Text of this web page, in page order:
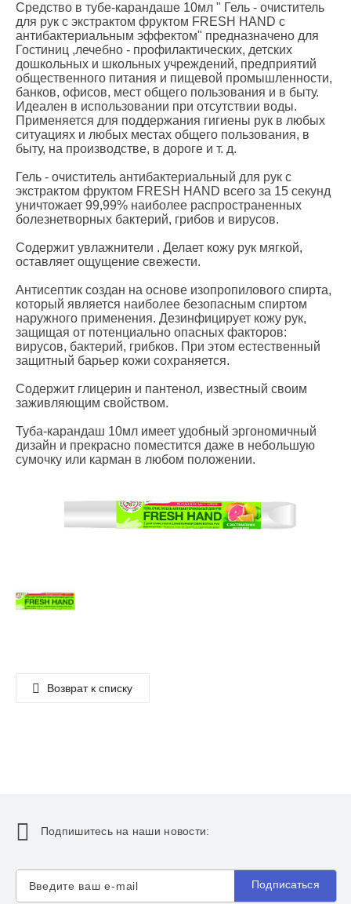
Средство в тубе-карандаше 10мл " Гель - очиститель
для рук c экстрактом фруктом FRESH HAND с
антибактериальным эффектом" предназначено для
Гостиниц ,лечебно - профилактических, детских
дошкольных и школьных учреждений, предприятий
общественного питания и пищевой промышленности,
банков, офисов, мест общего пользования и в быту.
Идеален в использовании при отсутствии воды.
Применяется для поддержания гигиены рук в любых
ситуациях и любых местах общего пользования, в
быту, на производстве, в дороге и т. д.
Гель - очиститель антибактериальный для рук c
экстрактом фруктом FRESH HAND всего за 15 секунд
уничтожает 99,99% наиболее распространенных
болезнетворных бактерий, грибов и вирусов.
Содержит увлажнители . Делает кожу рук мягкой,
оставляет ощущение свежести.
Антисептик создан на основе изопропилового спирта,
который является наиболее безопасным спиртом
наружного применения. Дезинфицирует кожу рук,
защищая от потенциально опасных факторов:
вирусов, бактерий, грибков. При этом естественный
защитный барьер кожи сохраняется.
Содержит глицерин и пантенол, известный своим
заживляющим свойством.
Туба-карандаш 10мл имеет удобный эргономичный
дизайн и прекрасно поместится даже в небольшую
сумочку или карман в любом положении.
Возврат к списку
Подпишитесь на наши новости:
Подписаться